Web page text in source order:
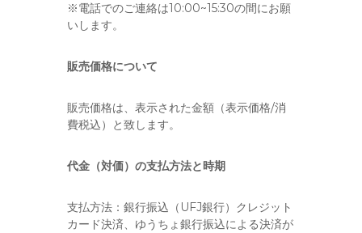
※電話でのご連絡は10:00~15:30の間にお願
いします。
販売価格について
販売価格は、表示された金額（表示価格/消
費税込）と致します。
代金（対価）の支払方法と時期
支払方法：銀行振込（UFJ銀行）クレジット
カード決済、ゆうちょ銀行振込による決済が